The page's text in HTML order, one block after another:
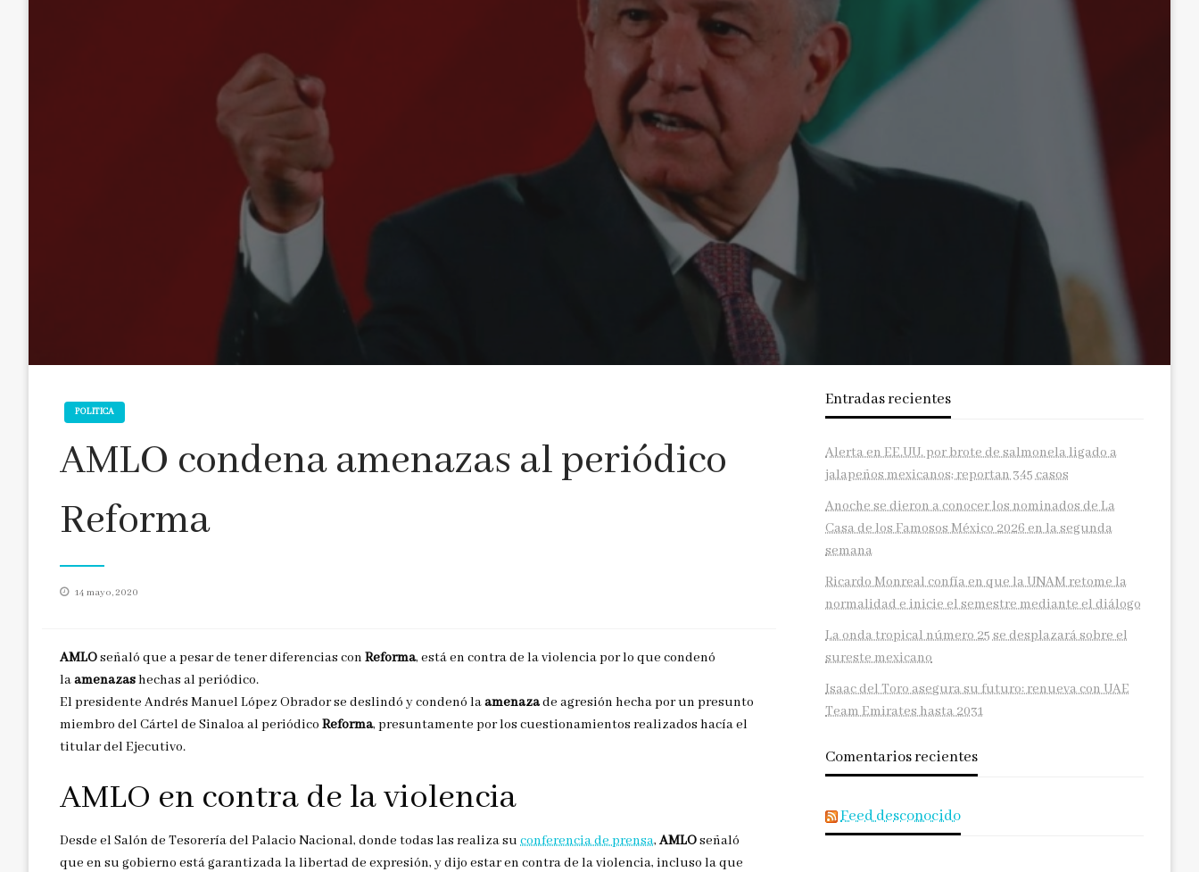
POLITICA
AMLO condena amenazas al periódico
Reforma
Publicado
14 mayo, 2020
AMLOseñaló que a pesar de tener diferencias con Reforma, está en contra de la violencia por lo que condenó
laamenazashechas al periódico.
El presidente Andrés Manuel López Obrador se deslindó y condenó laamenazade agresión hecha por un presunto
miembro del Cártel de Sinaloa al periódico Reforma, presuntamente por los cuestionamientos realizados hacía el
titular del Ejecutivo.
AMLO en contra de la violencia
Desde el Salón de Tesorería del Palacio Nacional, donde todas las realiza su conferencia de prensa, AMLOseñaló
que en su gobierno está garantizada la libertad de expresión, y dijo estar en contra de la violencia, incluso la que
Entradas recientes
Alerta en EE.UU. por brote de salmonela ligado a
jalapeños mexicanos; reportan 345 casos
Anoche se dieron a conocer los nominados de La
Casa de los Famosos México 2026 en la segunda
semana
Ricardo Monreal confía en que la UNAM retome la
normalidad e inicie el semestre mediante el diálogo
La onda tropical número 25 se desplazará sobre el
sureste mexicano
Isaac del Toro asegura su futuro: renueva con UAE
Team Emirates hasta 2031
Comentarios recientes
Feed desconocido